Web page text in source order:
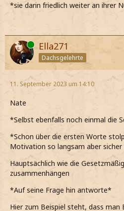
*sie darin friedlich weiter an ihrer
Online Ella271
Dachsgelehrte
11. September 2023 um 14:10
Nate
*Selbst ebenfalls noch einmal die
*Schon über die ersten Worte
Motivation so langsam aber
Hauptsächlich wie die
zusammenhängen
*Auf seine Frage hin antworte*
Hier zum Beispiel steht, dass man